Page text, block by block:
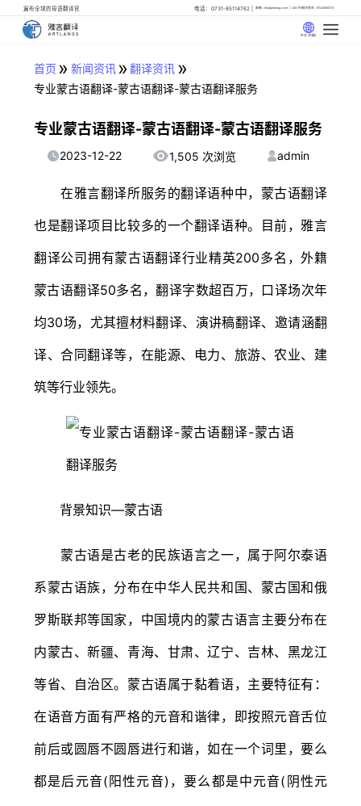
遍布全球的母语翻译官 电话：0731-85114762 邮箱: info@artlangs.com 24小时翻译管家: 18142666316
中文 (中国)
首页 » 新闻资讯» 翻译资讯 »
专业蒙古语翻译-蒙古语翻译-蒙古语翻译服务
专业蒙古语翻译-蒙古语翻译-蒙古语翻译服务
2023-12-22 1,505 次浏览 admin
在雅言翻译所服务的翻译语种中，蒙古语翻译
也是翻译项目比较多的一个翻译语种。目前，雅言
翻译公司拥有蒙古语翻译行业精英200多名，外籍
蒙古语翻译50多名，翻译字数超百万，口译场次年
均30场，尤其擅材料翻译、演讲稿翻译、邀请涵翻
译、合同翻译等，在能源、电力、旅游、农业、建
筑等行业领先。
背景知识—蒙古语
蒙古语是古老的民族语言之一，属于阿尔泰语
系蒙古语族，分布在中华人民共和国、蒙古国和俄
罗斯联邦等国家，中国境内的蒙古语言主要分布在
内蒙古、新疆、青海、甘肃、辽宁、吉林、黑龙江
等省、自治区。蒙古语属于黏着语，主要特征有：
在语音方面有严格的元音和谐律，即按照元音舌位
前后或圆唇不圆唇进行和谐，如在一个词里，要么
都是后元音(阳性元音)，要么都是中元音(阴性元